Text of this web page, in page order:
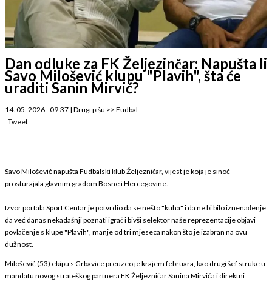
Dan odluke za FK Željezinčar: Napušta li
Savo Milošević klupu "Plavih", šta će
uraditi Sanin Mirvić?
14. 05. 2026 - 09:37 | Drugi pišu >> Fudbal
Tweet
Savo Milošević napušta Fudbalski klub Željezničar, vijest je koja je sinoć
prosturajala glavnim gradom Bosne i Hercegovine.
Izvor portala Sport Centar je potvrdio da se nešto "kuha" i da ne bi bilo iznenađenje
da već danas nekadašnji poznati igrač i bivši selektor naše reprezentacije objavi
povlačenje s klupe "Plavih", manje od tri mjeseca nakon što je izabran na ovu
dužnost.
Milošević (53) ekipu s Grbavice preuzeo je krajem februara, kao drugi šef struke u
mandatu novog strateškog partnera FK Željezničar Sanina Mirvića i direktni